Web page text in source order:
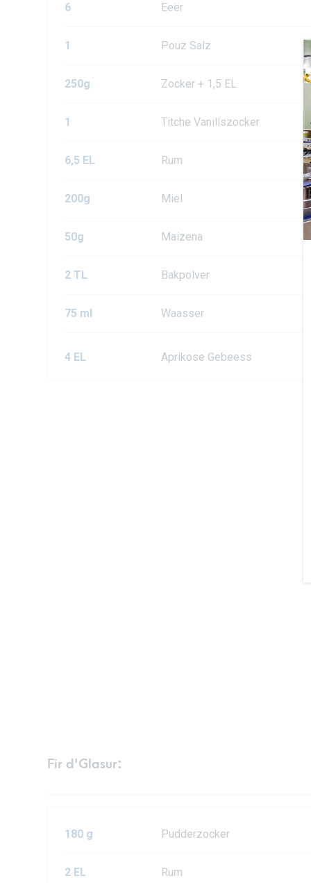
6 Eeër
1 Pouz Salz
250g Zocker + 1,5 EL
1 Titche Vanillszocker
6,5 EL Rum
200g Miel
50g Maizena
2 TL Bakpolver
75 ml Waasser
4 EL Aprikose Gebeess
Fir d'Glasur:
180 g Pudderzocker
2 EL Rum